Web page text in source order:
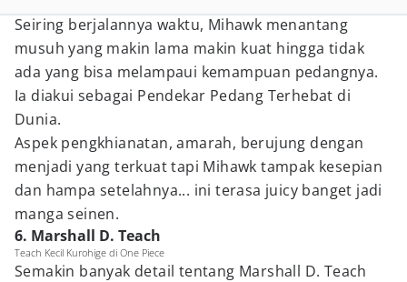
Seiring berjalannya waktu, Mihawk menantang
musuh yang makin lama makin kuat hingga tidak
ada yang bisa melampaui kemampuan pedangnya.
Ia diakui sebagai Pendekar Pedang Terhebat di
Dunia.
Aspek pengkhianatan, amarah, berujung dengan
menjadi yang terkuat tapi Mihawk tampak kesepian
dan hampa setelahnya... ini terasa juicy banget jadi
manga seinen.
6. Marshall D. Teach
Teach Kecil Kurohige di One Piece
Semakin banyak detail tentang Marshall D. Teach